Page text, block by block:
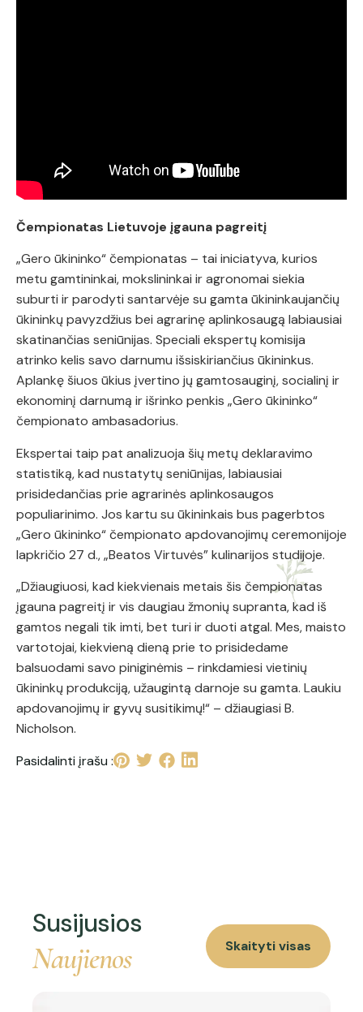
Čempionatas Lietuvoje įgauna pagreitį
„Gero ūkininko“ čempionatas – tai iniciatyva, kurios
metu gamtininkai, mokslininkai ir agronomai siekia
suburti ir parodyti santarvėje su gamta ūkininkaujančių
ūkininkų pavyzdžius bei agrarinę aplinkosaugą labiausiai
skatinančias seniūnijas. Speciali ekspertų komisija
atrinko kelis savo darnumu išsiskiriančius ūkininkus.
Aplankę šiuos ūkius įvertino jų gamtosauginį, socialinį ir
ekonominį darnumą ir išrinko penkis „Gero ūkininko“
čempionato ambasadorius.
Ekspertai taip pat analizuoja šių metų deklaravimo
statistiką, kad nustatytų seniūnijas, labiausiai
prisidedančias prie agrarinės aplinkosaugos
populiarinimo. Jos kartu su ūkininkais bus pagerbtos
„Gero ūkininko“ čempionato apdovanojimų ceremonijoje
lapkričio 27 d., „Beatos Virtuvės” kulinarijos studijoje.
„Džiaugiuosi, kad kiekvienais metais šis čempionatas
įgauna pagreitį ir vis daugiau žmonių supranta, kad iš
gamtos negali tik imti, bet turi ir duoti atgal. Mes, maisto
vartotojai, kiekvieną dieną prie to prisidedame
balsuodami savo piniginėmis – rinkdamiesi vietinių
ūkininkų produkciją, užaugintą darnoje su gamta. Laukiu
apdovanojimų ir gyvų susitikimų!“ – džiaugiasi B.
Nicholson.
Pasidalinti įrašu :
Susijusios
Naujienos Skaityti visas